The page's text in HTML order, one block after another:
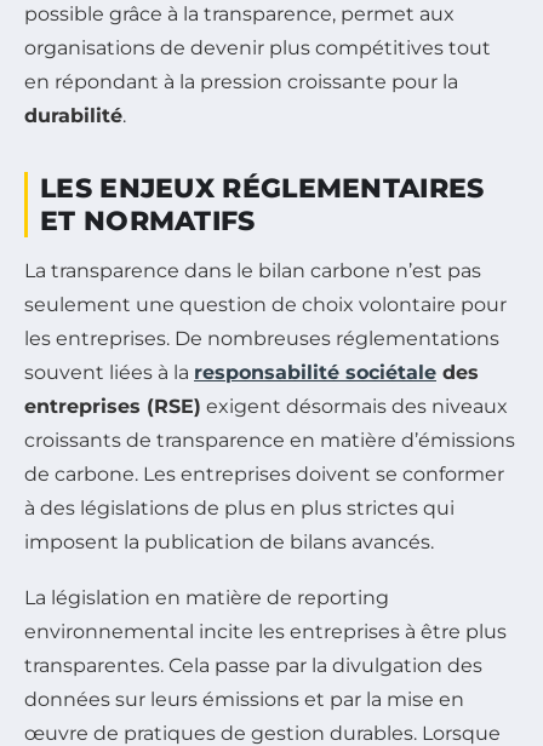
possible grâce à la transparence, permet aux
organisations de devenir plus compétitives tout
en répondant à la pression croissante pour la
durabilité.
LES ENJEUX RÉGLEMENTAIRES
ET NORMATIFS
La transparence dans le bilan carbone n’est pas
seulement une question de choix volontaire pour
les entreprises. De nombreuses réglementations
souvent liées à la responsabilité sociétale des
entreprises (RSE) exigent désormais des niveaux
croissants de transparence en matière d’émissions
de carbone. Les entreprises doivent se conformer
à des législations de plus en plus strictes qui
imposent la publication de bilans avancés.
La législation en matière de reporting
environnemental incite les entreprises à être plus
transparentes. Cela passe par la divulgation des
données sur leurs émissions et par la mise en
œuvre de pratiques de gestion durables. Lorsque